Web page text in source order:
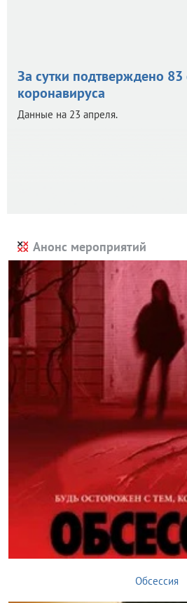
За сутки подтверждено 83
коронавируса
Данные на 23 апреля.
Анонс мероприятий
Обсессия